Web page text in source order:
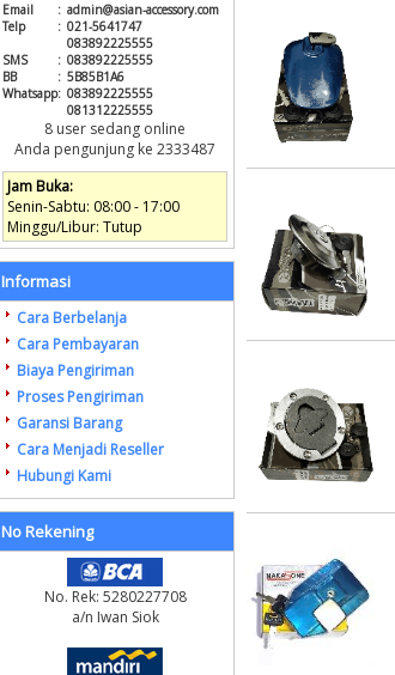
Email : admin@asian-accessory.com
Telp
: 021-5641747
083892225555
SMS
: 083892225555
BB
: 5B85B1A6
Whatsapp: 083892225555
081312225555
8 user sedang online
Anda pengunjung ke 2333487
Jam Buka:
Senin-Sabtu: 08:00 - 17:00
Minggu/Libur: Tutup
Informasi
Cara Berbelanja
Cara Pembayaran
Biaya Pengiriman
Proses Pengiriman
Garansi Barang
Cara Menjadi Reseller
Hubungi Kami
No Rekening
No. Rek: 5280227708
a/n Iwan Siok